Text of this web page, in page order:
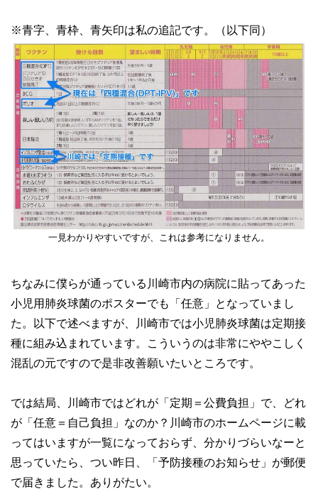
※青字、青枠、青矢印は私の追記です。（以下同）
一見わかりやすいですが、これは参考になりません。
ちなみに僕らが通っている川崎市内の病院に貼ってあった
小児用肺炎球菌のポスターでも「任意」となっていまし
た。以下で述べますが、川崎市では小児肺炎球菌は定期接
種に組み込まれています。こういうのは非常にややこしく
混乱の元ですので是非改善願いたいところです。
では結局、川崎市ではどれが「定期＝公費負担」で、どれ
が「任意＝自己負担」なのか？川崎市のホームページに載
ってはいますが一覧になっておらず、分かりづらいなーと
思っていたら、つい昨日、「予防接種のお知らせ」が郵便
で届きました。ありがたい。